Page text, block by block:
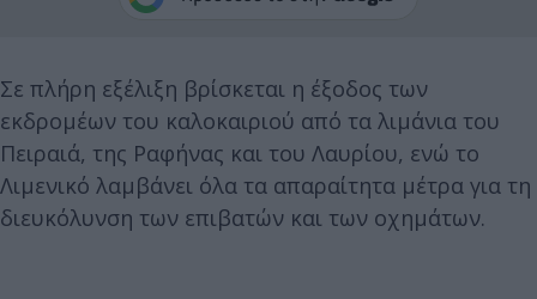
Σε πλήρη εξέλιξη βρίσκεται η έξοδος των
εκδρομέων του καλοκαιριού από τα λιμάνια του
Πειραιά, της Ραφήνας και του Λαυρίου, ενώ το
Λιμενικό λαμβάνει όλα τα απαραίτητα μέτρα για τη
διευκόλυνση των επιβατών και των οχημάτων.